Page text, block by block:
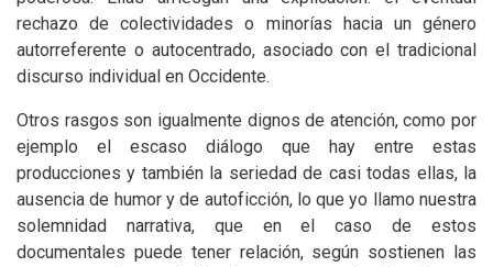
rechazo de colectividades o minorías hacia un género
autorreferente o autocentrado, asociado con el tradicional
discurso individual en Occidente.
Otros rasgos son igualmente dignos de atención, como por
ejemplo el escaso diálogo que hay entre estas
producciones y también la seriedad de casi todas ellas, la
ausencia de humor y de autoficción, lo que yo llamo nuestra
solemnidad narrativa, que en el caso de estos
documentales puede tener relación, según sostienen las